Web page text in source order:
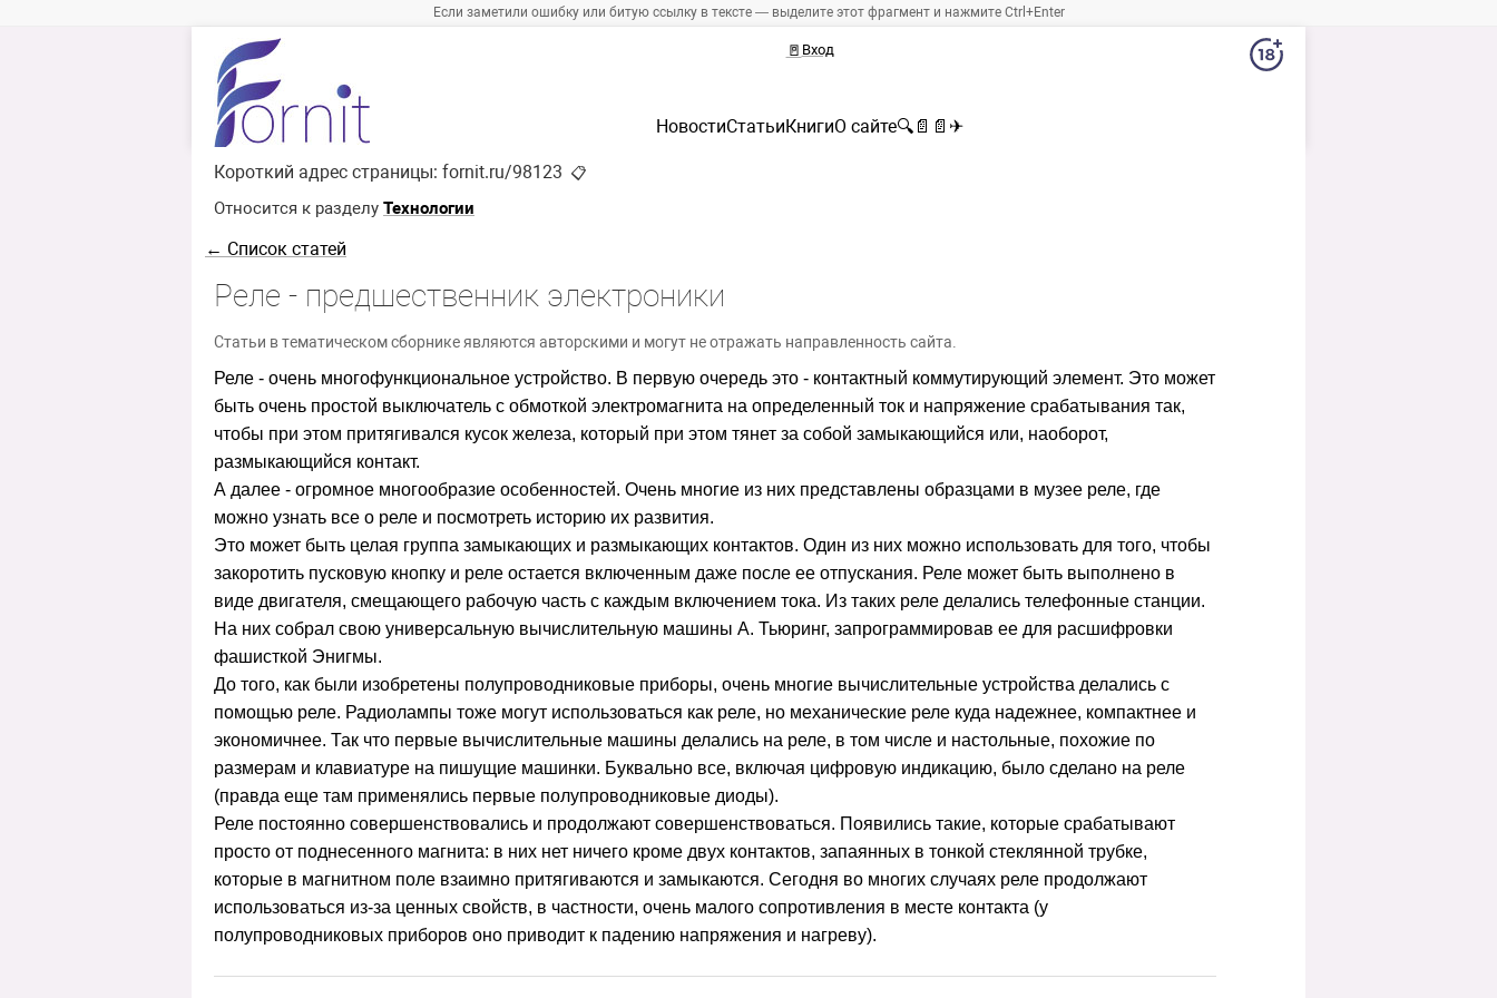
Если заметили ошибку или битую ссылку в тексте — выделите этот фрагмент и нажмите Ctrl+Enter
🚪 Вход
НовостиСтатьиКнигиО сайте🔍 📄 📄 ✈
Короткий адрес страницы: fornit.ru/98123 📋
Относится к разделу Технологии
← Список статей
Реле - предшественник электроники
Статьи в тематическом сборнике являются авторскими и могут не отражать направленность сайта.
Реле - очень многофункциональное устройство. В первую очередь это - контактный коммутирующий элемент. Это может
быть очень простой выключатель с обмоткой электромагнита на определенный ток и напряжение срабатывания так,
чтобы при этом притягивался кусок железа, который при этом тянет за собой замыкающийся или, наоборот,
размыкающийся контакт.
А далее - огромное многообразие особенностей. Очень многие из них представлены образцами в музее реле, где
можно узнать все о реле и посмотреть историю их развития.
Это может быть целая группа замыкающих и размыкающих контактов. Один из них можно использовать для того, чтобы
закоротить пусковую кнопку и реле остается включенным даже после ее отпускания. Реле может быть выполнено в
виде двигателя, смещающего рабочую часть с каждым включением тока. Из таких реле делались телефонные станции.
На них собрал свою универсальную вычислительную машины А. Тьюринг, запрограммировав ее для расшифровки
фашисткой Энигмы.
До того, как были изобретены полупроводниковые приборы, очень многие вычислительные устройства делались с
помощью реле. Радиолампы тоже могут использоваться как реле, но механические реле куда надежнее, компактнее и
экономичнее. Так что первые вычислительные машины делались на реле, в том числе и настольные, похожие по
размерам и клавиатуре на пишущие машинки. Буквально все, включая цифровую индикацию, было сделано на реле
(правда еще там применялись первые полупроводниковые диоды).
Реле постоянно совершенствовались и продолжают совершенствоваться. Появились такие, которые срабатывают
просто от поднесенного магнита: в них нет ничего кроме двух контактов, запаянных в тонкой стеклянной трубке,
которые в магнитном поле взаимно притягиваются и замыкаются. Сегодня во многих случаях реле продолжают
использоваться из-за ценных свойств, в частности, очень малого сопротивления в месте контакта (у
полупроводниковых приборов оно приводит к падению напряжения и нагреву).